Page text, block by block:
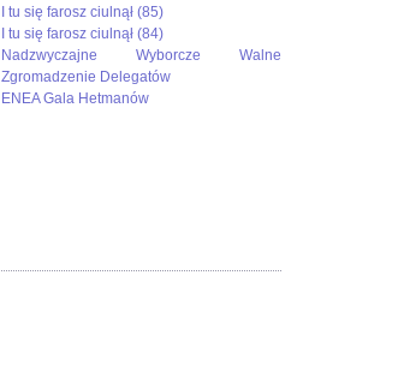
I tu się farosz ciulnął (85)
I tu się farosz ciulnął (84)
Nadzwyczajne Wyborcze Walne
Zgromadzenie Delegatów
ENEA Gala Hetmanów